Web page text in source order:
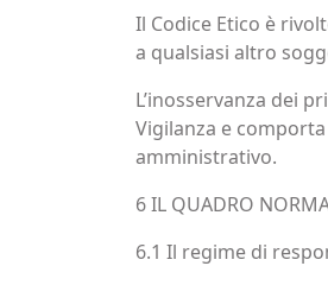
Il Codice Etico è
a qualsiasi altro
L’inosservanza dei
Vigilanza e
amministrativo.
6 IL QUADRO
6.1 Il regime di